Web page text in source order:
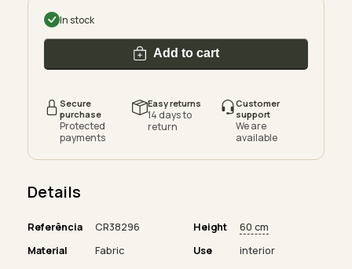
In stock
Add to cart
Secure
purchase
Protected
payments
Easy returns
14 days to
return
Customer
support
We are
available
Details
Referência CR38296 Height
60 cm
Material
Fabric Use interior